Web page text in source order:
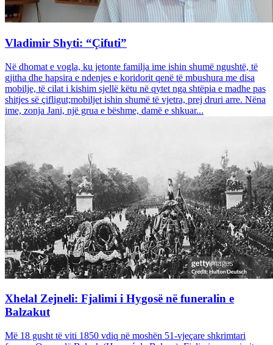
Vladimir Shyti: “Çifuti”
Në dhomat e vogla, ku jetonte familja ime ishin shumë ngushtë, të
gjitha dhe hapsira e ndenjes e koridorit qenë të mbushura me disa
mobilje, të cilat i kishim sjellë këtu në qytet nga shtëpia e madhe pas
shitjes së çifligut;mobiljet ishin shumë të vjetra, prej druri arre. Nëna
ime, zonja Jani, një grua e bëshme, damë e shkuar...
Xhelal Zejneli: Fjalimi i Hygosë në funeralin e
Balzakut
Më 18 gusht të viti 1850 vdiq në moshën 51-vjeçare shkrimtari